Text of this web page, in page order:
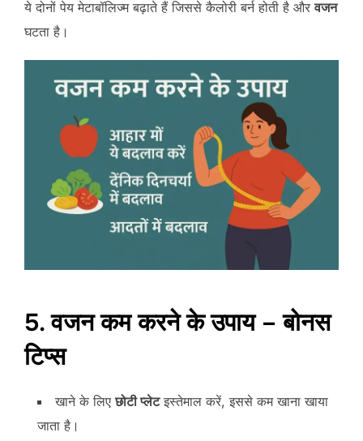
ये दोनों पेय मेटाबॉलिज्म बढ़ाते हैं जिससे कैलोरी बर्न होती है औरवजन
घटता है।
5. वजन कम करने के उपाय – बोनस
टिप्स
खाने के लिएछोटी प्लेटइस्तेमाल करें, इससे कम खाना खाया
जाता है।